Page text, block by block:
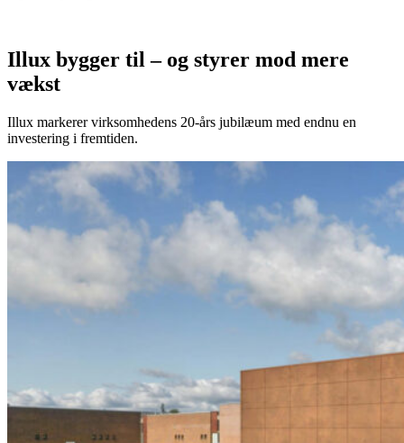
Illux bygger til – og styrer mod mere
vækst
Illux markerer virksomhedens 20-års jubilæum med endnu en
investering i fremtiden.